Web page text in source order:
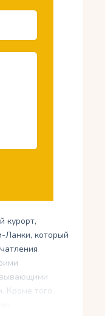
курорт,
который
Кроме того,